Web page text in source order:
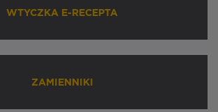
WTYCZKA E-RECEPTA
ZAMIENNIKI